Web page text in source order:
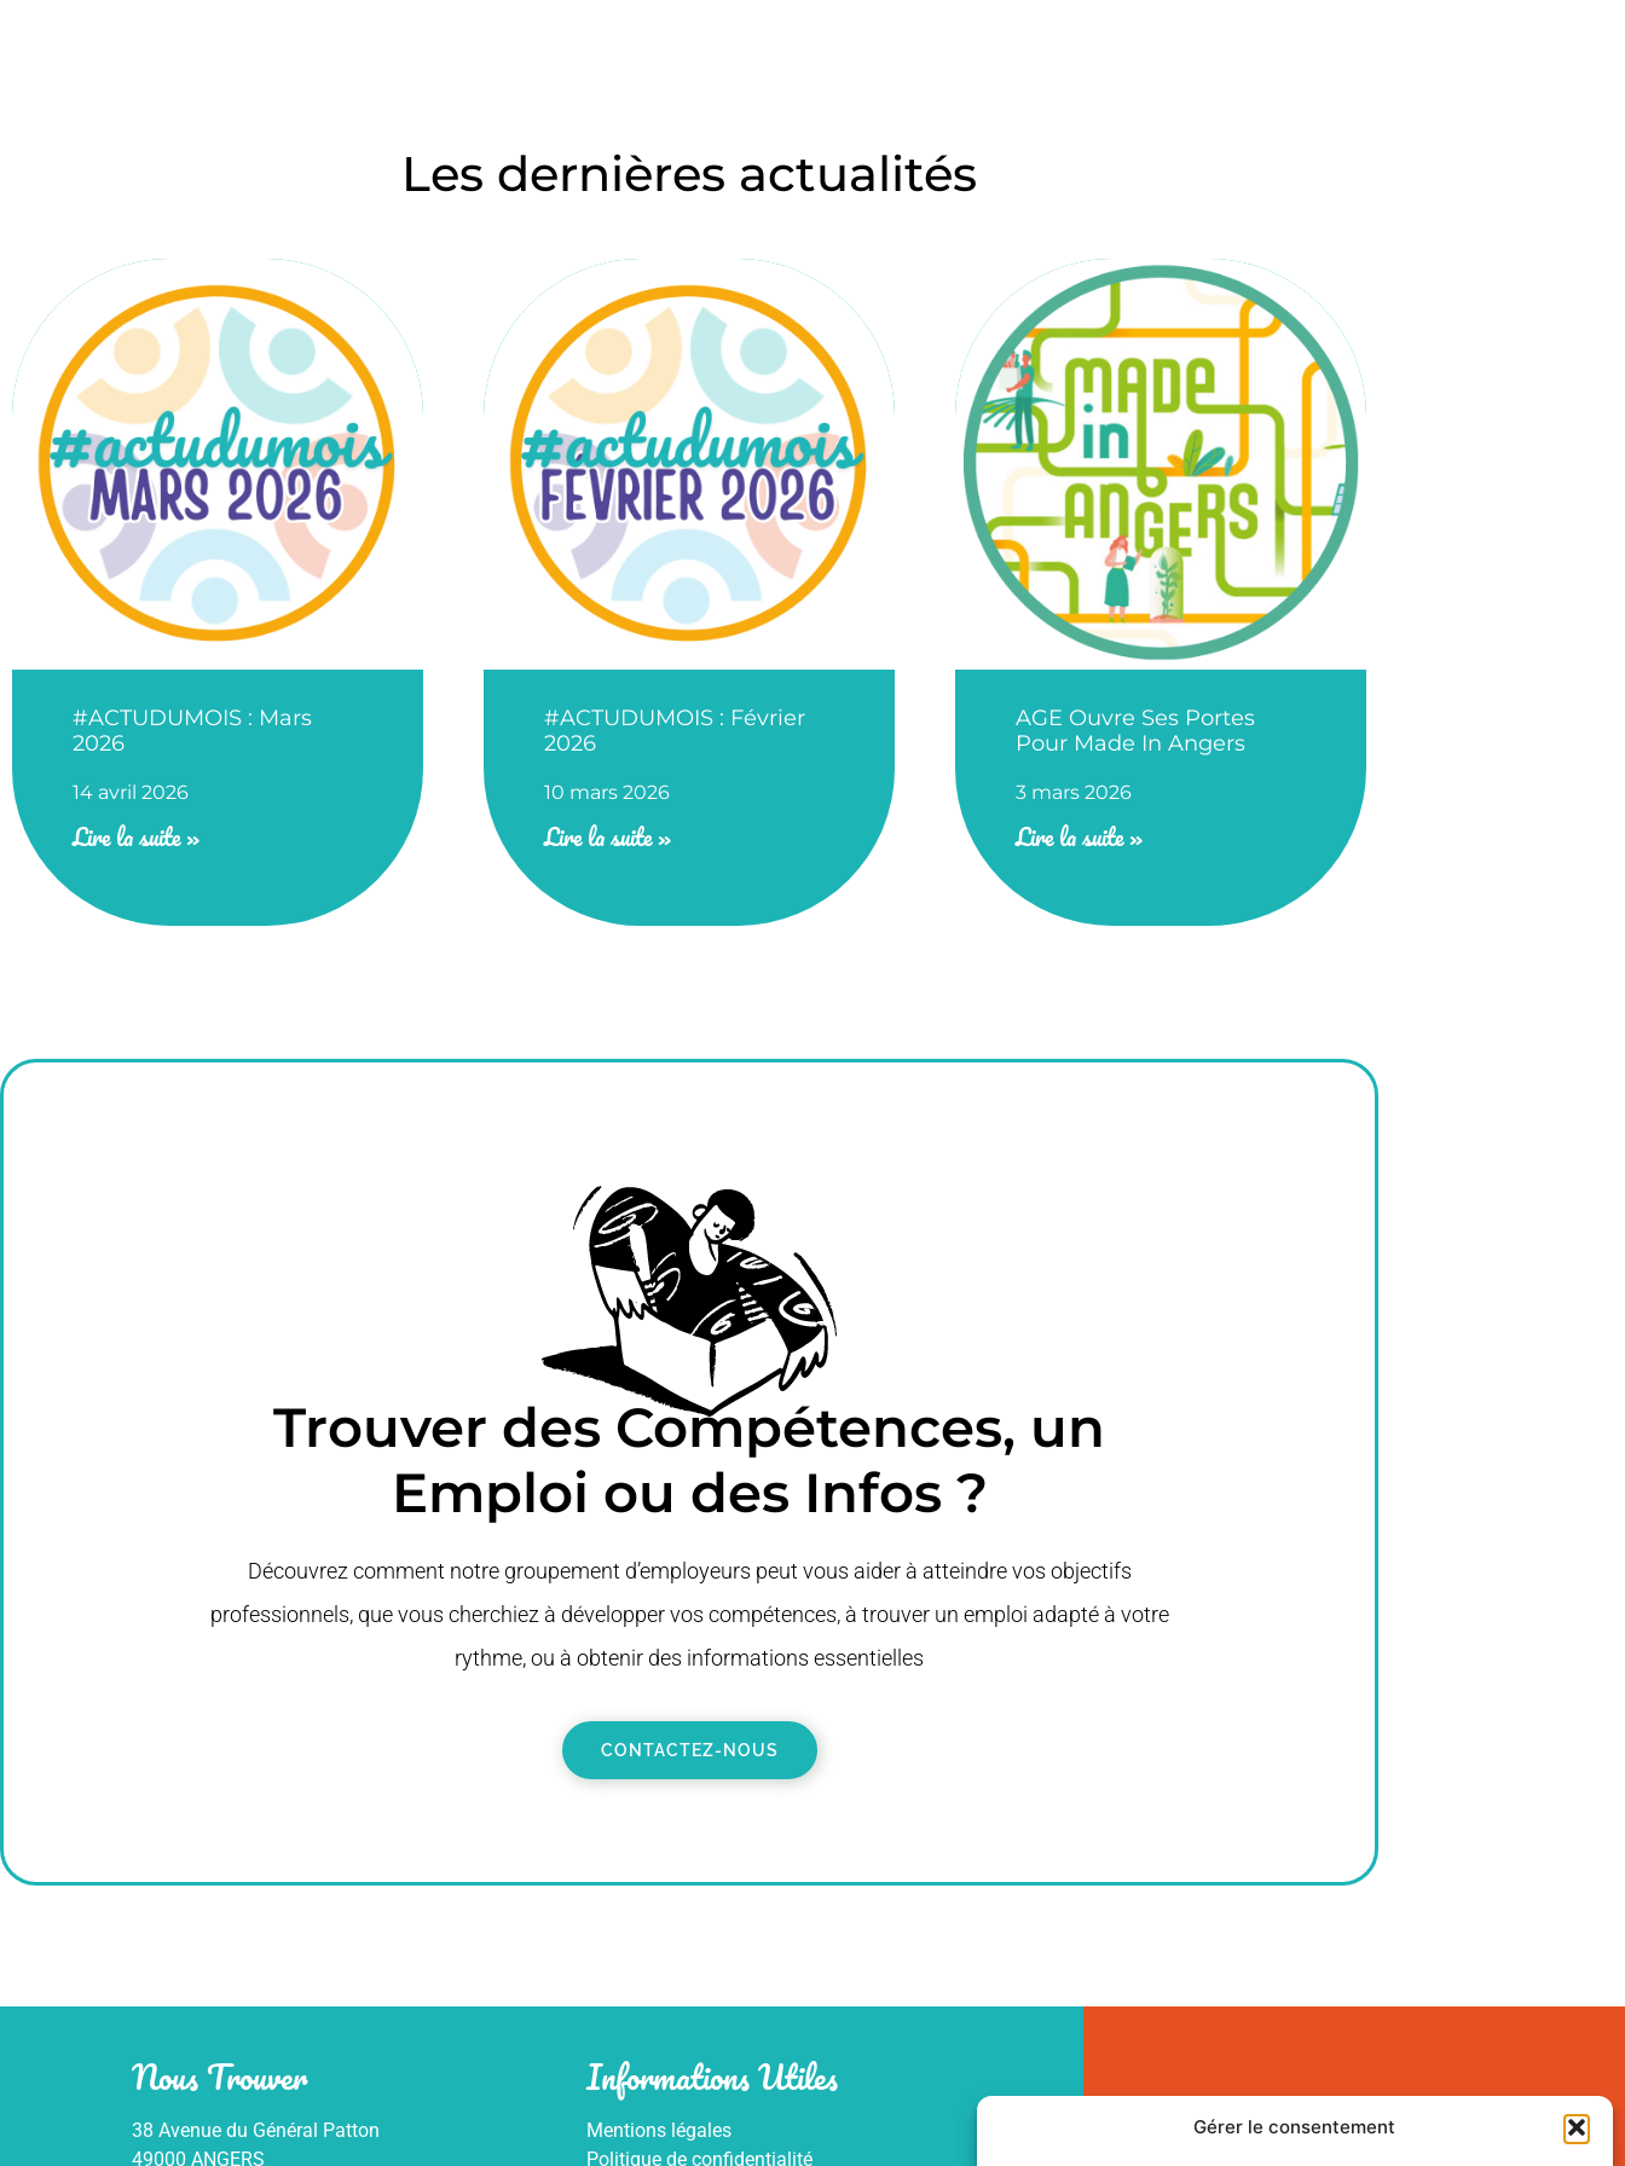
Gérer le consentement
Les dernières actualités
#ACTUDUMOIS : Mars
2026
14 avril 2026
Lire la suite »
#ACTUDUMOIS : Février
2026
10 mars 2026
Lire la suite »
AGE Ouvre Ses Portes
Pour Made In Angers
3 mars 2026
Lire la suite »
Trouver des Compétences, un
Emploi ou des Infos ?
Découvrez comment notre groupement d’employeurs peut vous aider à atteindre vos objectifs
professionnels, que vous cherchiez à développer vos compétences, à trouver un emploi adapté à votre
rythme, ou à obtenir des informations essentielles
CONTACTEZ-NOUS
Nous Trouver
38 Avenue du Général Patton
49000 ANGERS
Informations Utiles
Mentions légales
Politique de confidentialité